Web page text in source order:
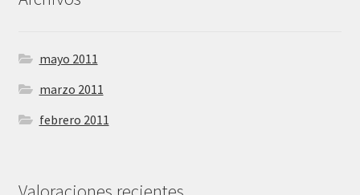
mayo 2011
marzo 2011
febrero 2011